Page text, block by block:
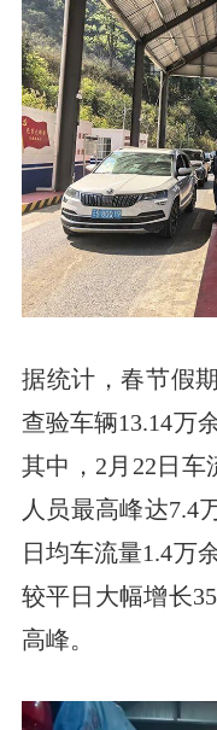
据统计，春节假
查验车辆13.14万
其中，2月22日车
人员最高峰达7.4
日均车流量1.4万
较平日大幅增长
高峰。